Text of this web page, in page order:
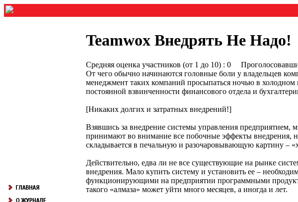
Teamwox Внедрять Не Надо!
Средняя оценка участников (от 1 до 10) : 0
От чего обычно начинаются головные боли у владельцев
менеджмент таких компаний просыпаться ночью в
постоянной взвинченности финансового отдела и
[Никаких долгих и затратных внедрений!]
Взявшись за внедрение системы управления предприятием,
принимают во внимание все побочные эффекты внедрения,
складывается в печальную и разочаровывающую картину –
Действительно, едва ли не все существующие на рынке
внедрения. Мало купить систему и установить ее –
функционирующими на предприятии программными
такого «алмаза» может уйти много месяцев, а иногда и лет.